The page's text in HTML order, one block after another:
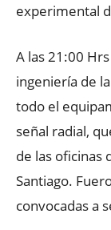
experimental
A las 21:00
ingeniería de
todo el
señal radial,
de las oficinas
Santiago.
convocadas a